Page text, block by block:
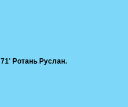
71' Ротань Руслан.